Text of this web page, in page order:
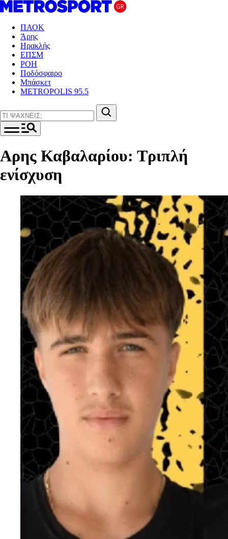
ΠΑΟΚ
Άρης
Ηρακλής
ΕΠΣΜ
ΡΟΗ
Ποδόσφαιρο
Μπάσκετ
METROPOLIS 95.5
Αρης Καβαλαρίου: Τριπλή
ενίσχυση